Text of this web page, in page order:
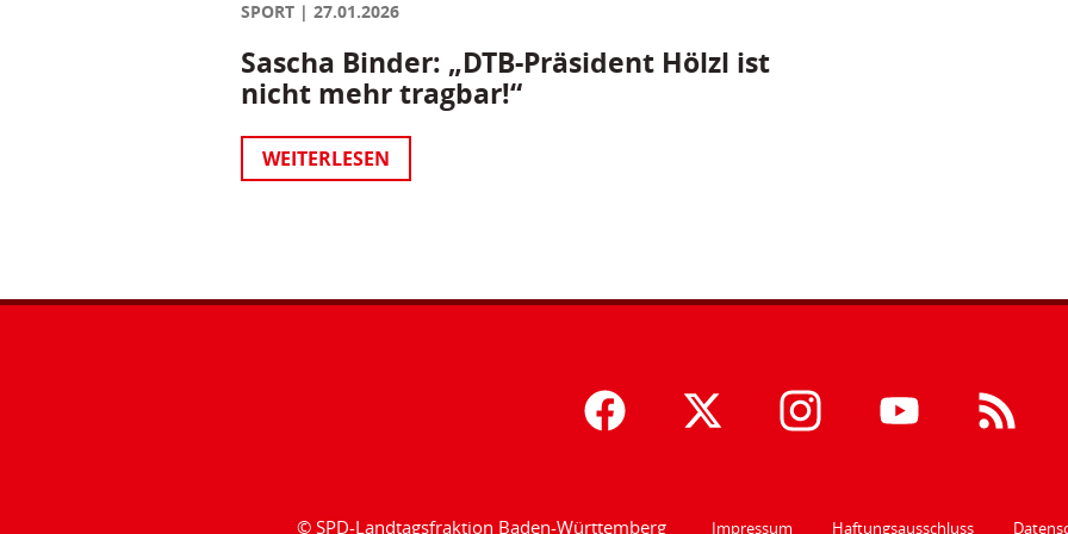
SPORT 27.01.2026
Sascha Binder: „DTB-Präsident Hölzl ist
nicht mehr tragbar!“
WEITERLESEN
© SPD-Landtagsfraktion Baden-Württemberg Impressum Haftungsausschluss